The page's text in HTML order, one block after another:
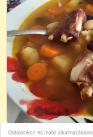
Oldalainkon és mobil